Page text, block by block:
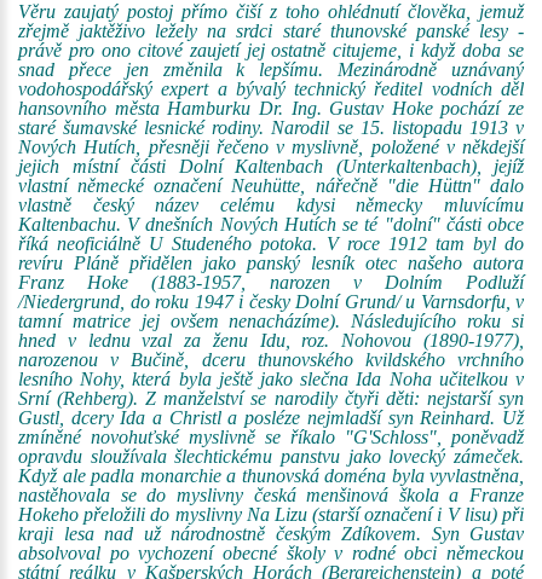
Věru zaujatý postoj přímo čiší z toho ohlédnutí člověka, jemuž
zřejmě jaktěživo ležely na srdci staré thunovské panské lesy -
právě pro ono citové zaujetí jej ostatně citujeme, i když doba se
snad přece jen změnila k lepšímu. Mezinárodně uznávaný
vodohospodářský expert a bývalý technický ředitel vodních děl
hansovního města Hamburku Dr. Ing. Gustav Hoke pochází ze
staré šumavské lesnické rodiny. Narodil se 15. listopadu 1913 v
Nových Hutích, přesněji řečeno v myslivně, položené v někdejší
jejich místní části Dolní Kaltenbach (Unterkaltenbach), jejíž
vlastní německé označení Neuhütte, nářečně "die Hüttn" dalo
vlastně český název celému kdysi německy mluvícímu
Kaltenbachu. V dnešních Nových Hutích se té "dolní" části obce
říká neoficiálně U Studeného potoka. V roce 1912 tam byl do
revíru Pláně přidělen jako panský lesník otec našeho autora
Franz Hoke (1883-1957, narozen v Dolním Podluží
/Niedergrund, do roku 1947 i česky Dolní Grund/ u Varnsdorfu, v
tamní matrice jej ovšem nenacházíme). Následujícího roku si
hned v lednu vzal za ženu Idu, roz. Nohovou (1890-1977),
narozenou v Bučině, dceru thunovského kvildského vrchního
lesního Nohy, která byla ještě jako slečna Ida Noha učitelkou v
Srní (Rehberg). Z manželství se narodily čtyři děti: nejstarší syn
Gustl, dcery Ida a Christl a posléze nejmladší syn Reinhard. Už
zmíněné novohuťské myslivně se říkalo "G'Schloss", poněvadž
opravdu sloužívala šlechtickému panstvu jako lovecký zámeček.
Když ale padla monarchie a thunovská doména byla vyvlastněna,
nastěhovala se do myslivny česká menšinová škola a Franze
Hokeho přeložili do myslivny Na Lizu (starší označení i V lisu) při
kraji lesa nad už národnostně českým Zdíkovem. Syn Gustav
absolvoval po vychození obecné školy v rodné obci německou
státní reálku v Kašperských Horách (Bergreichenstein) a poté